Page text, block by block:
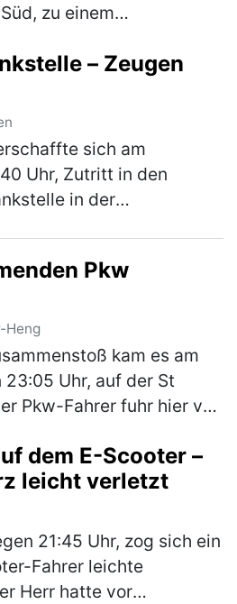
zu einem
des ferienbedingten, …
– Zeugen
sich am
Uhr, Zutritt in den
in der
Pkw
Heng
kam es am
Uhr, auf der St
Pkw-Fahrer fuhr hier von
Straße wollte…
dem E-Scooter –
leicht verletzt
21:45 Uhr, zog sich ein
Fahrer leichte
Herr hatte vor